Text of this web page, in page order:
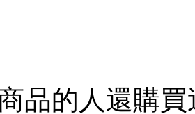
品的人還購買